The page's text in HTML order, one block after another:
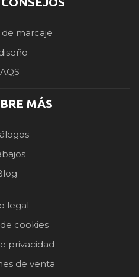
de marcaje
MÁS
legal
cookies
privacidad
de venta